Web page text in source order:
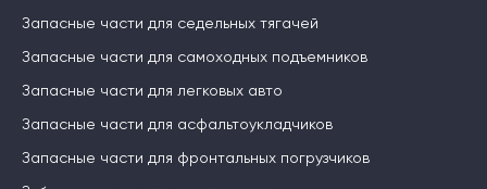
Запасные части для седельных тягачей
Запасные части для самоходных подъемников
Запасные части для легковых авто
Запасные части для асфальтоукладчиков
Запасные части для фронтальных погрузчиков